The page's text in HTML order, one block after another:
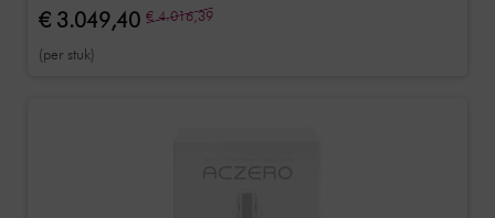
€ 3.049,40 € 4.016,39
(per stuk)